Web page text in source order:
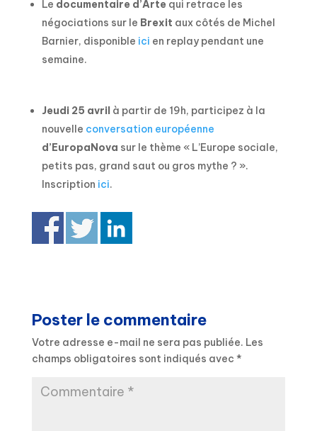
Le documentaire d’Arte qui retrace les
négociations sur le Brexit aux côtés de Michel
Barnier, disponible ici en replay pendant une
semaine.
Jeudi 25 avril à partir de 19h, participez à la
nouvelle conversation européenne
d’EuropaNova sur le thème « L’Europe sociale,
petits pas, grand saut ou gros mythe ? ».
Inscription ici.
Poster le commentaire
Votre adresse e-mail ne sera pas publiée. Les
champs obligatoires sont indiqués avec *